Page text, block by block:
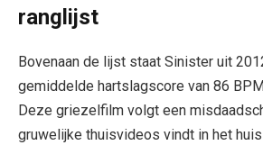
ranglijst
Bovenaan de lijst staat Sinister uit
gemiddelde hartslagscore van 86
Deze griezelfilm volgt een
gruwelijke thuisvideos vindt in het